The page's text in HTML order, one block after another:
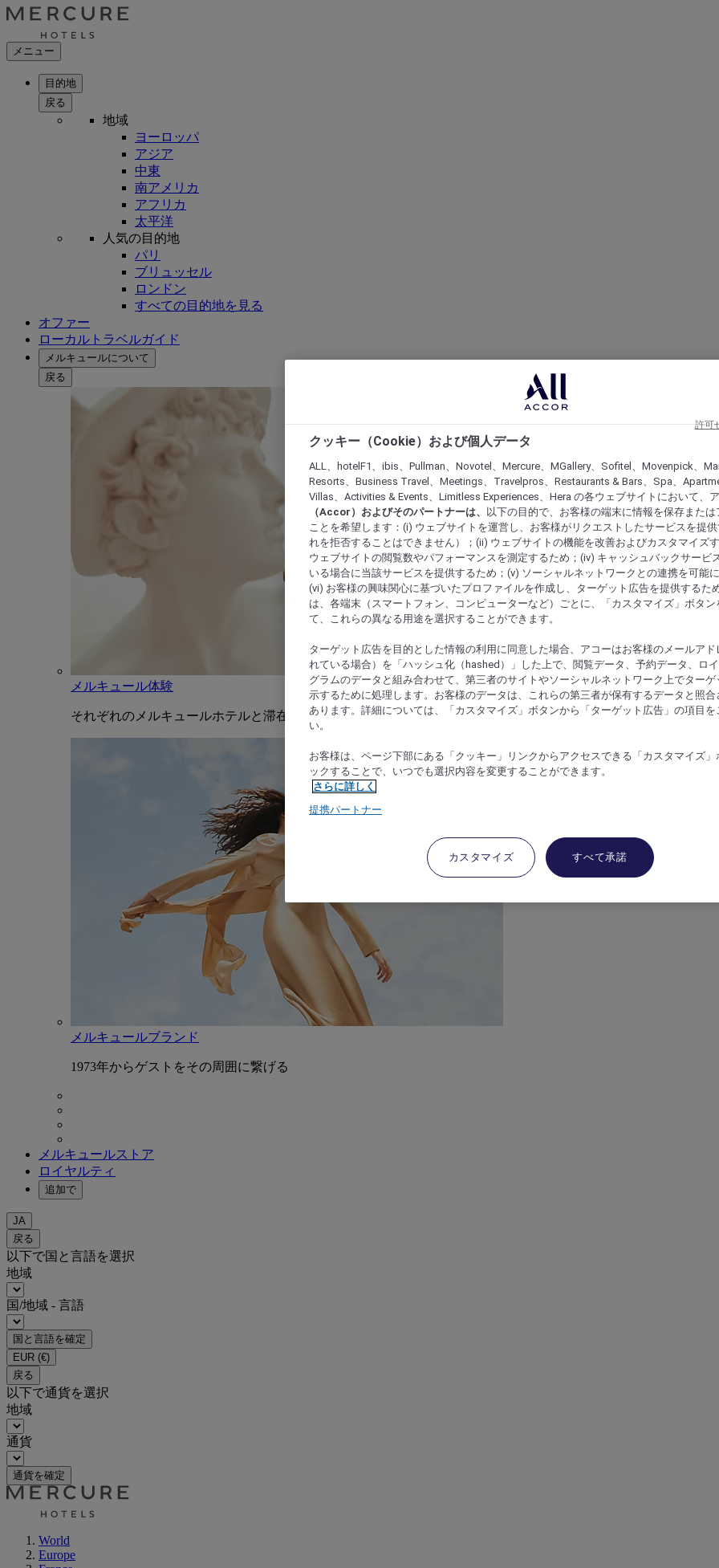
メニュー
目的地
戻る
地域
ヨーロッパ
アジア
中東
南アメリカ
アフリカ
太平洋
人気の目的地
パリ
ブリュッセル
ロンドン
すべての目的地を見る
オファー
ローカルトラベルガイド
メルキュールについて
戻る
メルキュール体験
それぞれのメルキュールホテルと滞在をユニークにするものを発見してください
メルキュールブランド
1973年からゲストをその周囲に繋げる
メルキュールストア
ロイヤルティ
追加で
JA
戻る
以下で国と言語を選択
地域
国/地域 - 言語
国と言語を確定
EUR (€)
戻る
以下で通貨を選択
地域
通貨
通貨を確定
World
Europe
クッキー（Cookie）および個人データ
ALL、hotelF1、ibis、Pullman、Novotel、Mercure、MGallery、Sofitel、Movenpick、
Resorts、Business Travel、Meetings、Travelpros、Restaurants & Bars、Spa、
Villas、Activities & Events、Limitless Experiences、Hera の各ウェブサイトにおいて、
（Accor）およびそのパートナーは、
以下の目的で、お客様の端末に情報を保存または
ことを希望します：(i) ウェブサイトを運営し、お客様がリクエストしたサービスを提供
れを拒否することはできません）；(ii) ウェブサイトの機能を改善およびカスタマイズ
ウェブサイトの閲覧数やパフォーマンスを測定するため；(iv) キャッシュバックサービ
いる場合に当該サービスを提供するため；(v) ソーシャルネットワークとの連携を可能
(vi) お客様の興味関心に基づいたプロファイルを作成し、ターゲット広告を提供するた
は、各端末（スマートフォン、コンピューターなど）ごとに、「カスタマイズ」ボタン
て、これらの異なる用途を選択することができます。
ターゲット広告を目的とした情報の利用に同意した場合、アコーはお客様のメールアド
れている場合）を「ハッシュ化（hashed）」した上で、閲覧データ、予約データ、ロ
グラムのデータと組み合わせて、第三者のサイトやソーシャルネットワーク上でター
示するために処理します。お客様のデータは、これらの第三者が保有するデータと照合
あります。詳細については、「カスタマイズ」ボタンから「ターゲット広告」の項目を
い。
お客様は、ページ下部にある「クッキー」リンクからアクセスできる「カスタマイズ」
ックすることで、いつでも選択内容を変更することができます。
さらに詳しく
提携パートナー
カスタマイズ すべて承諾
許可